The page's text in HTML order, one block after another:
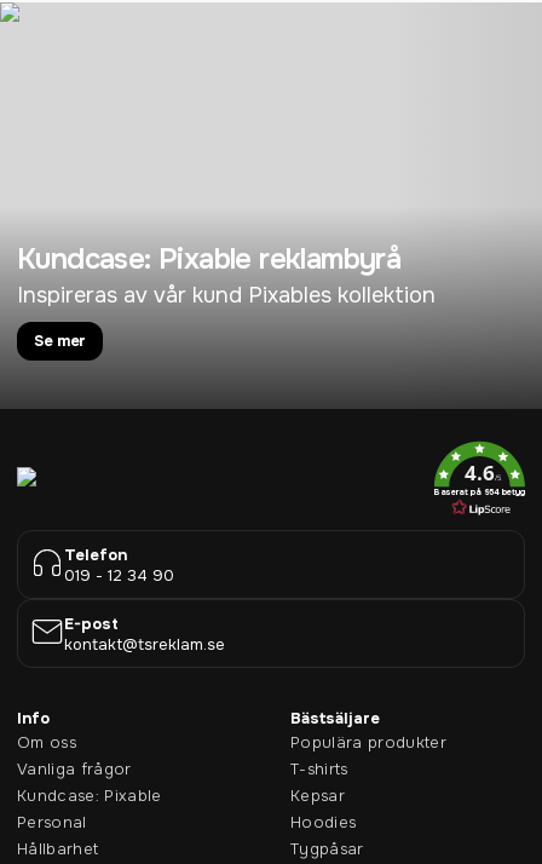
Kundcase: Pixable reklambyrå
Inspireras av vår kund Pixables kollektion
Se mer
4.6/5
Baserat på 954 betyg
Telefon
019 - 12 34 90
E-post
kontakt@tsreklam.se
Info
Om oss
Vanliga frågor
Kundcase: Pixable
Personal
Hållbarhet
Bästsäljare
Populära produkter
T-shirts
Kepsar
Hoodies
Tygpåsar